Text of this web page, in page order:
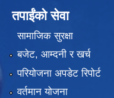
तपाईंको सेवा
सामाजिक सुरक्षा
बजेट, आम्दनी र खर्च
परियोजना अपडेट रिपोर्ट
वर्तमान योजना